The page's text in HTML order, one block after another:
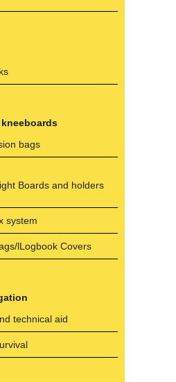
bags
Boards and holders
system
lLogbook Covers
technical aid